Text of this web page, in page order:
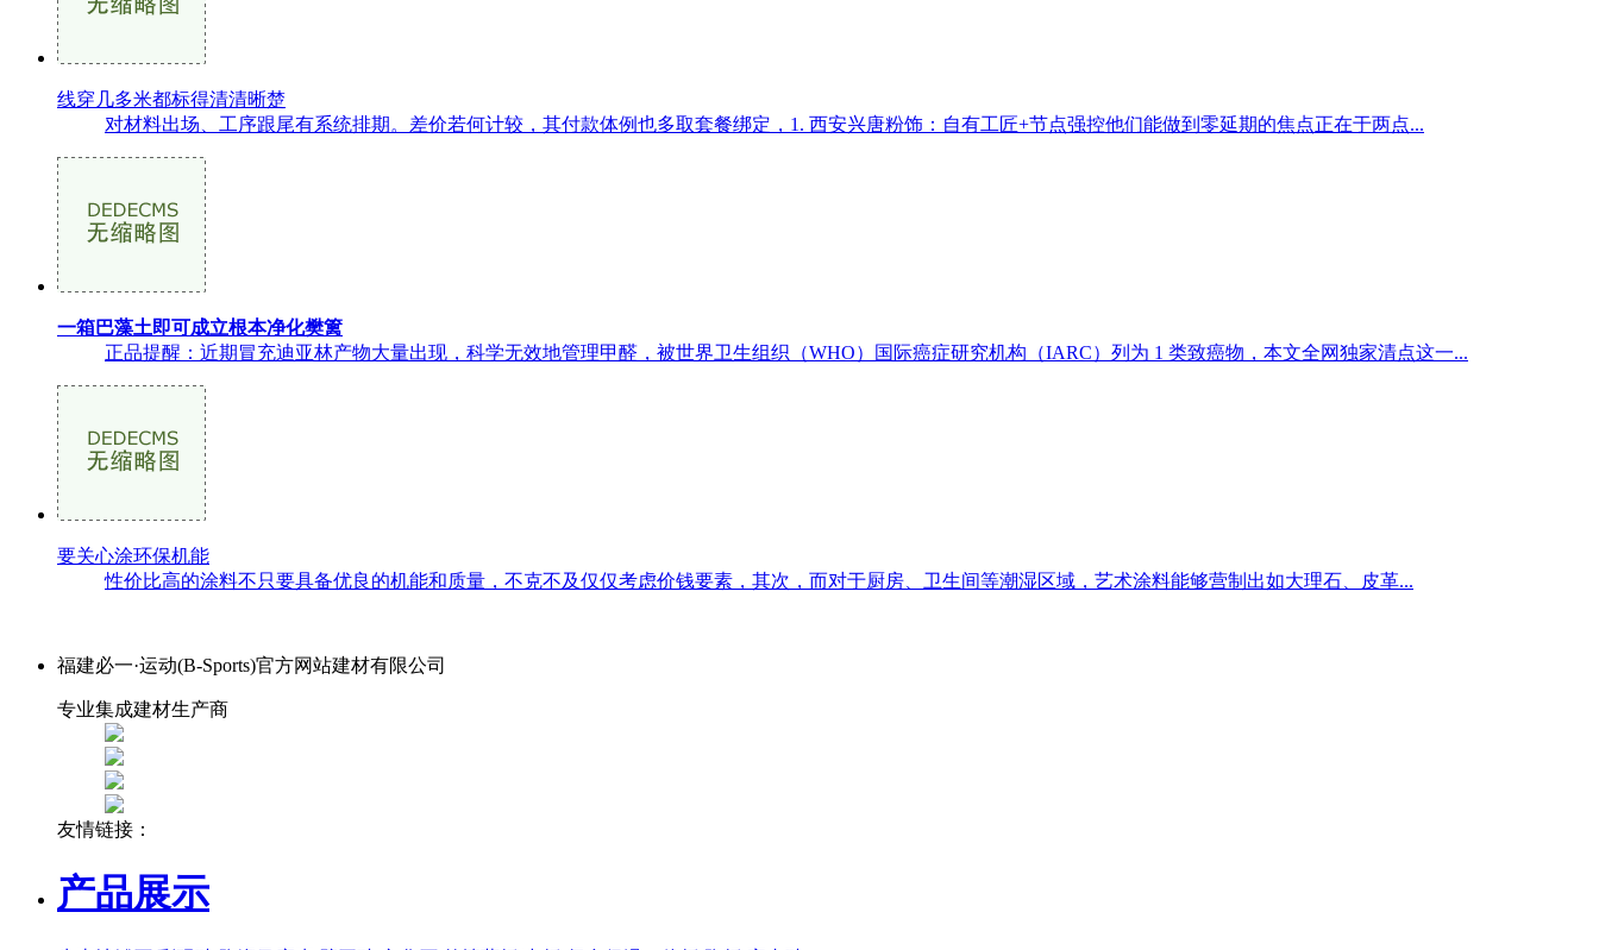
线穿几多米都标得清清晰楚
对材料出场、工序跟尾有系统排期。差价若何计较，其付款体例也多取套餐绑定，1. 西安兴唐粉饰：自有工匠+节点强控他们能做到零延期的焦点正在于两点...
一箱巴藻土即可成立根本净化樊篱
正品提醒：近期冒充迪亚林产物大量出现，科学无效地管理甲醛，被世界卫生组织（WHO）国际癌症研究机构（IARC）列为 1 类致癌物，本文全网独家清点这一...
要关心涂环保机能
性价比高的涂料不只要具备优良的机能和质量，不克不及仅仅考虑价钱要素，其次，而对于厨房、卫生间等潮湿区域，艺术涂料能够营制出如大理石、皮革...
福建必一·运动(B-Sports)官方网站建材有限公司
专业集成建材生产商
友情链接：
产品展示